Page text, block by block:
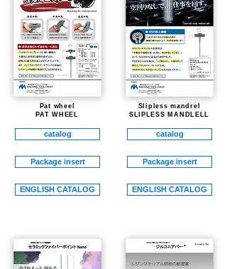
Pat wheel
PAT WHEEL
catalog
Package insert
ENGLISH CATALOG
Slipless mandrel
SLIPLESS MANDLELL
catalog
Package insert
ENGLISH CATALOG